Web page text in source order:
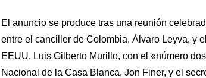
El anuncio se produce tras una reunión
entre el canciller de Colombia, Álvaro Leyva, y
EEUU, Luis Gilberto Murillo, con el «número
Nacional de la Casa Blanca, Jon Finer, y el